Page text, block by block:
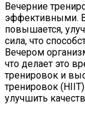
Вечерние
эффективными. В
повышается,
сила, что
Вечером
что делает это
тренировок и
тренировок
улучшить